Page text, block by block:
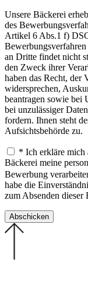
Unsere Bäckerei
des
Artikel 6 Abs.1 f)
an Dritte findet nicht
den Zweck ihrer
haben das Recht, der
widersprechen,
beantragen sowie bei
bei unzulässiger
fordern. Ihnen steht
Aufsichtsbehörde zu.
* Ich erkläre mich
Bäckerei meine
Bewerbung
habe die
zum Absenden dieser